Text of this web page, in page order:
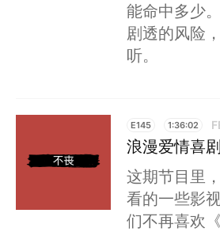
能命中多少
剧透的风险
听。
E145 1:36:02
浪漫爱情喜
这期节目里
看的一些影
们不再喜欢